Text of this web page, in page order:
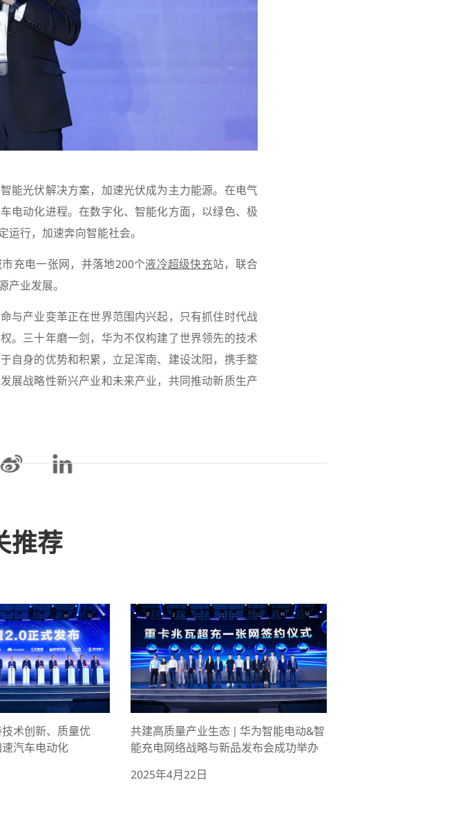
能光伏解决方案，加速光伏成为主力能源。在电气
电动化进程。在数字化、智能化方面，以绿色、极
行，加速奔向智能社会。
充电一张网，并落地200个液冷超级快充站，联合
产业发展。
与产业变革正在世界范围内兴起，只有抓住时代战
。三十年磨一剑，华为不仅构建了世界领先的技术
自身的优势和积累，立足浑南、建设沈阳，携手整
展战略性新兴产业和未来产业，共同推动新质生产
推荐
术创新、质量优
汽车电动化
共建高质量产业生态 | 华为智能电动&智
能充电网络战略与新品发布会成功举办
2025年4月22日